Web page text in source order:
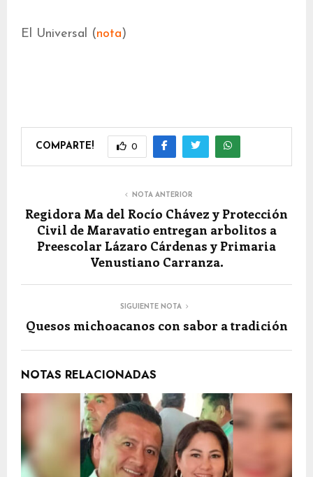
El Universal (nota)
COMPARTE! 0
NOTA ANTERIOR
Regidora Ma del Rocío Chávez y Protección
Civil de Maravatio entregan arbolitos a
Preescolar Lázaro Cárdenas y Primaria
Venustiano Carranza.
SIGUIENTE NOTA
Quesos michoacanos con sabor a tradición
NOTAS RELACIONADAS